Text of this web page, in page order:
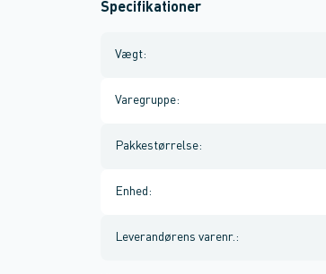
Specifikationer
Vægt:
Varegruppe:
Pakkestørrelse:
Enhed :
Leverandørens varenr. :